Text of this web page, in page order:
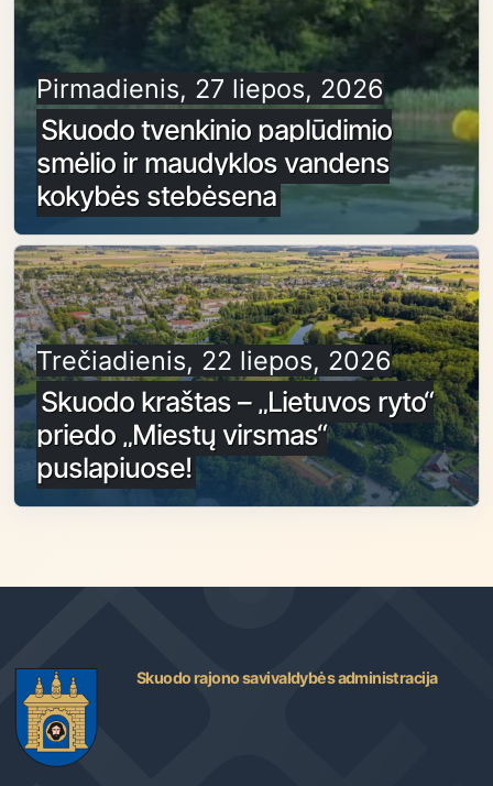
Pirmadienis, 27 liepos, 2026
Skuodo tvenkinio paplūdimio
smėlio ir maudyklos vandens
kokybės stebėsena
Trečiadienis, 22 liepos, 2026
Skuodo kraštas – „Lietuvos ryto“
priedo „Miestų virsmas“
puslapiuose!
Skuodo rajono savivaldybės administracija